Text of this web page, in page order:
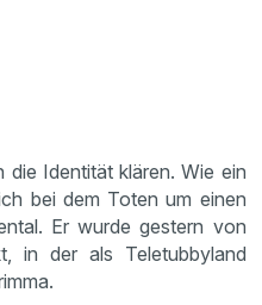
Identität klären. Wie ein
bei dem Toten um einen
Er wurde gestern von
in der als Teletubbyland